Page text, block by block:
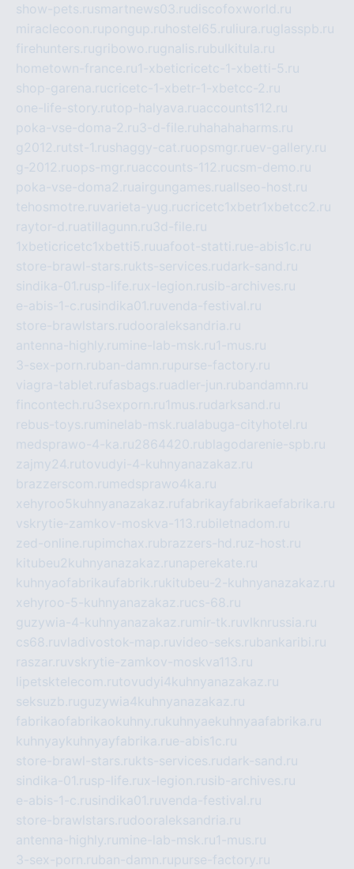
show-pets.rusmartnews03.rudiscofoxworld.ru
miraclecoon.rupongup.ru hostel65.ru liura.ruglasspb.ru
firehunters.rugribowo.rugnalis.rubulkitula.ru
hometown-france.ru1-xbeticricetc-1-xbetti-5.ru
shop-garena.rucricetc-1-xbetr-1-xbetcc-2.ru
one-life-story.rutop-halyava.ruaccounts112.ru
poka-vse-doma-2.ru3-d-file.ru hahahaharms.ru
g2012.rutst-1.rushaggy-cat.ruopsmgr.ruev-gallery.ru
g-2012.ruops-mgr.ruaccounts-112.rucsm-demo.ru
poka-vse-doma2.ruairgungames.ruallseo-host.ru
tehosmotre.ruvarieta-yug.rucricetc1xbetr1xbetcc2.ru
raytor-d.ruatillagunn.ru3d-file.ru
1xbeticricetc1xbetti5.ruuafoot-statti.rue-abis1c.ru
store-brawl-stars.rukts-services.rudark-sand.ru
sindika-01.rusp-life.rux-legion.rusib-archives.ru
e-abis-1-c.rusindika01.ruvenda-festival.ru
store-brawlstars.rudooraleksandria.ru
antenna-highly.ru mine-lab-msk.ru1-mus.ru
3-sex-porn.ruban-damn.rupurse-factory.ru
viagra-tablet.rufasbags.ruadler-jun.rubandamn.ru
fincontech.ru3sexporn.ru1mus.rudarksand.ru
rebus-toys.ru minelab-msk.rualabuga-cityhotel.ru
medsprawo-4-ka.ru2864420.rublagodarenie-spb.ru
zajmy24.rutovudyi-4-kuhnyanazakaz.ru
brazzerscom.ru medsprawo4ka.ru
xehyroo5kuhnyanazakaz.rufabrikayfabrikaefabrika.ru
vskrytie-zamkov-moskva-113.rubiletnadom.ru
zed-online.rupimchax.rubrazzers-hd.ruz-host.ru
kitubeu2kuhnyanazakaz.ru naperekate.ru
kuhnyaofabrikaufabrik.rukitubeu-2-kuhnyanazakaz.ru
xehyroo-5-kuhnyanazakaz.rucs-68.ru
guzywia-4-kuhnyanazakaz.ru mir-tk.ruvlknrussia.ru
cs68.ruvladivostok-map.ruvideo-seks.rubankaribi.ru
raszar.ruvskrytie-zamkov-moskva113.ru
lipetsktelecom.rutovudyi4kuhnyanazakaz.ru
seksuzb.ruguzywia4kuhnyanazakaz.ru
fabrikaofabrikaokuhny.rukuhnyaekuhnyaafabrika.ru
kuhnyaykuhnyayfabrika.rue-abis1c.ru
store-brawl-stars.rukts-services.rudark-sand.ru
sindika-01.rusp-life.rux-legion.rusib-archives.ru
e-abis-1-c.rusindika01.ruvenda-festival.ru
store-brawlstars.rudooraleksandria.ru
antenna-highly.ru mine-lab-msk.ru1-mus.ru
3-sex-porn.ruban-damn.rupurse-factory.ru